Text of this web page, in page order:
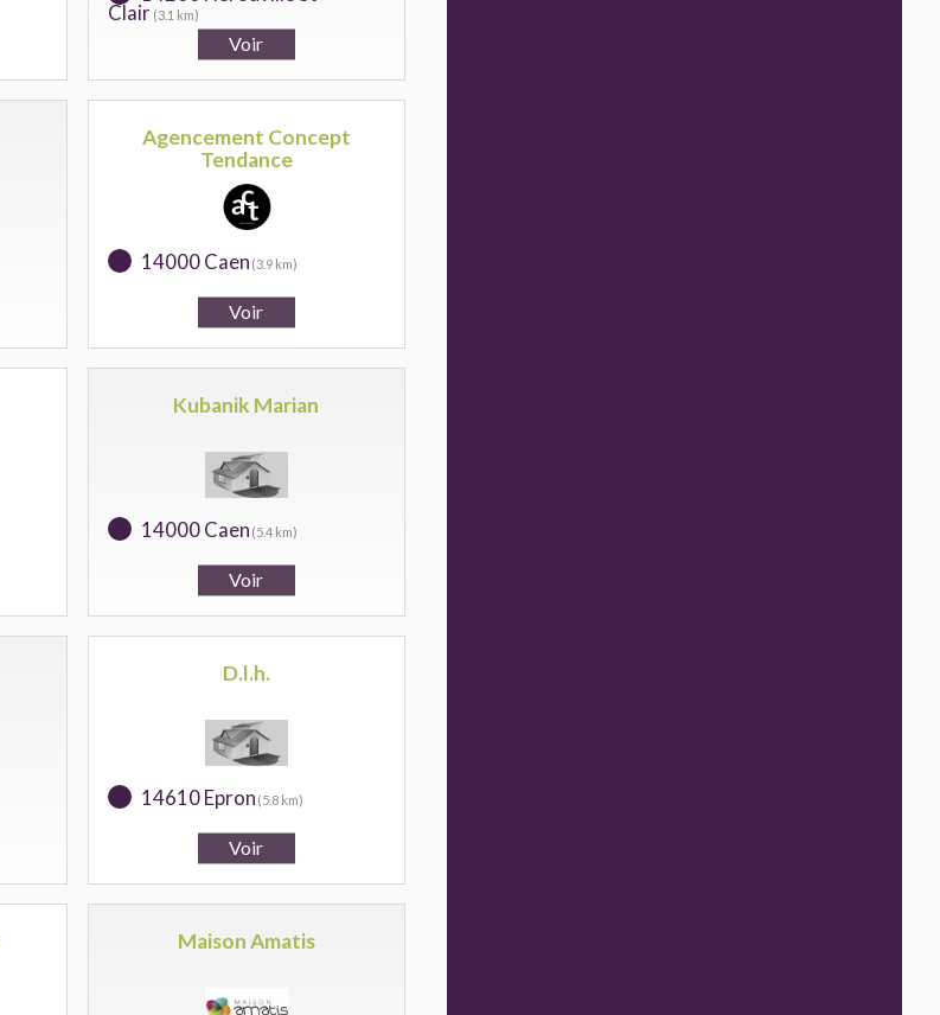
Clair (3.1 km)
Agencement Concept
Tendance
14000 Caen (3.9 km)
Kubanik Marian
14000 Caen (5.4 km)
D.l.h.
14610 Epron (5.8 km)
Maison Amatis